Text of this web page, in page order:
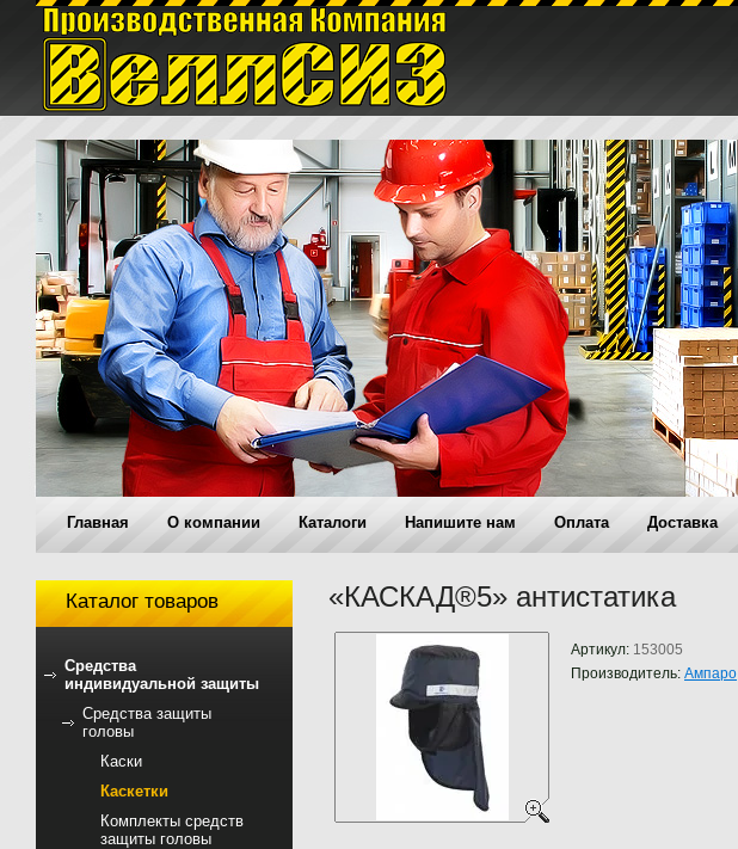
Главная O компании Каталоги Напишите нам Оплата Доставка
Каталог товаров
Средства
индивидуальной защиты
Средства защиты
головы
Каски
Каскетки
Комплекты средств
защиты головы
«КАСКАД®5» антистатика
Артикул: 153005
Производитель: Ампаро